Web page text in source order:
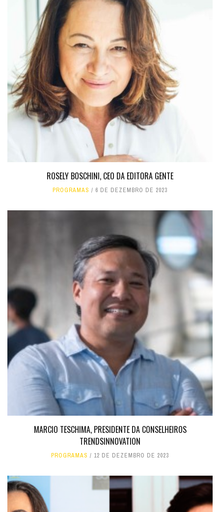
ROSELY BOSCHINI, CEO DA EDITORA GENTE
PROGRAMAS 6 DE DEZEMBRO DE 2023
MARCIO TESCHIMA, PRESIDENTE DA CONSELHEIROS
TRENDSINNOVATION
PROGRAMAS 12 DE DEZEMBRO DE 2023